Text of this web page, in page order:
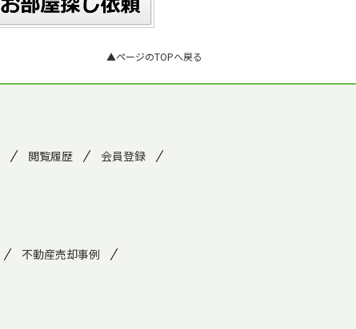
▲ページのTOPへ戻る
閲覧履歴
会員登録
不動産売却事例